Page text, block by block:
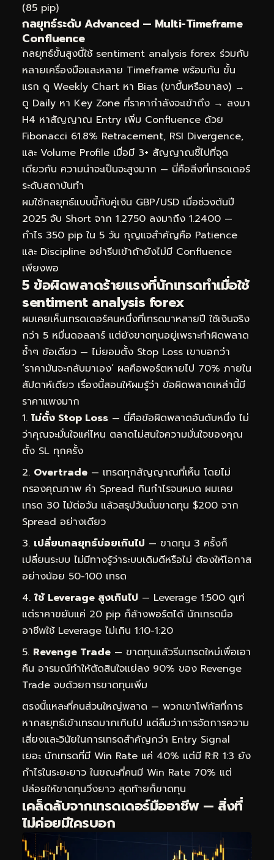
(85 pip)
กลยุทธ์ระดับ Advanced — Multi-Timeframe
Confluence
กลยุทธ์ขั้นสูงนี้ใช้ sentiment analysis forex ร่วมกับ
หลายเครื่องมือและหลาย Timeframe พร้อมกัน ขั้น
แรก ดู Weekly Chart หา Bias (ขาขึ้นหรือขาลง) →
ดู Daily หา Key Zone ที่ราคากำลังจะเข้าถึง → ลงมา
H4 หาสัญญาณ Entry เพิ่ม Confluence ด้วย
Fibonacci 61.8% Retracement, RSI Divergence,
และ Volume Profile เมื่อมี 3+ สัญญาณชี้ไปที่จุด
เดียวกัน ความน่าจะเป็นจะสูงมาก — นี่คือสิ่งที่เทรดเดอร์
ระดับสถาบันทำ
ผมใช้กลยุทธ์แบบนี้กับคู่เงิน GBP/USD เมื่อช่วงต้นปี
2025 จับ Short จาก 1.2750 ลงมาถึง 1.2400 —
กำไร 350 pip ใน 5 วัน กุญแจสำคัญคือ Patience
และ Discipline อย่ารีบเข้าถ้ายังไม่มี Confluence
เพียงพอ
5 ข้อผิดพลาดร้ายแรงที่นักเทรดทำเมื่อใช้
sentiment analysis forex
ผมเคยเห็นเทรดเดอร์คนหนึ่งที่เทรดมาหลายปี ใช้เงินจริง
กว่า 5 หมื่นดอลลาร์ แต่ยังขาดทุนอยู่เพราะทำผิดพลาด
ซ้ำๆ ข้อเดียว — ไม่ยอมตั้ง Stop Loss เขาบอกว่า
‘ราคามันจะกลับมาเอง’ ผลคือพอร์ตหายไป 70% ภายใน
สัปดาห์เดียว เรื่องนี้สอนให้ผมรู้ว่า ข้อผิดพลาดเหล่านี้มี
ราคาแพงมาก
ไม่ตั้ง Stop Loss — นี่คือข้อผิดพลาดอันดับหนึ่ง ไม่
ว่าคุณจะมั่นใจแค่ไหน ตลาดไม่สนใจความมั่นใจของคุณ
ตั้ง SL ทุกครั้ง
Overtrade — เทรดทุกสัญญาณที่เห็น โดยไม่
กรองคุณภาพ ค่า Spread กินกำไรจนหมด ผมเคย
เทรด 30 ไม้ต่อวัน แล้วสรุปวันนั้นขาดทุน $200 จาก
Spread อย่างเดียว
เปลี่ยนกลยุทธ์บ่อยเกินไป — ขาดทุน 3 ครั้งก็
เปลี่ยนระบบ ไม่มีทางรู้ว่าระบบเดิมดีหรือไม่ ต้องให้โอกาส
อย่างน้อย 50-100 เทรด
ใช้ Leverage สูงเกินไป — Leverage 1:500 ดูเท่
แต่ราคาขยับแค่ 20 pip ก็ล้างพอร์ตได้ นักเทรดมือ
อาชีพใช้ Leverage ไม่เกิน 1:10-1:20
Revenge Trade — ขาดทุนแล้วรีบเทรดใหม่เพื่อเอา
คืน อารมณ์ทำให้ตัดสินใจแย่ลง 90% ของ Revenge
Trade จบด้วยการขาดทุนเพิ่ม
ตรงนี้แหละที่คนส่วนใหญ่พลาด — พวกเขาโฟกัสที่การ
หากลยุทธ์เข้าเทรดมากเกินไป แต่ลืมว่าการจัดการความ
เสี่ยงและวินัยในการเทรดสำคัญกว่า Entry Signal
เยอะ นักเทรดที่มี Win Rate แค่ 40% แต่มี R:R 1:3 ยัง
กำไรในระยะยาว ในขณะที่คนมี Win Rate 70% แต่
ปล่อยให้ขาดทุนวิ่งยาว สุดท้ายก็ขาดทุน
เคล็ดลับจากเทรดเดอร์มืออาชีพ — สิ่งที่
ไม่ค่อยมีใครบอก